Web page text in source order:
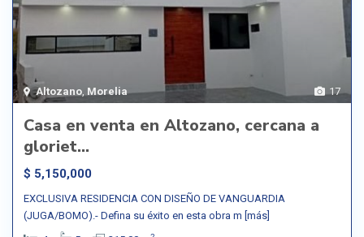
17
Altozano Morelia
Casa en venta en Altozano, cercana a
gloriet...
$ 5,150,000
EXCLUSIVA RESIDENCIA CON DISEÑO DE VANGUARDIA
(JUGA/BOMO).- Defina su éxito en esta obra m [más]